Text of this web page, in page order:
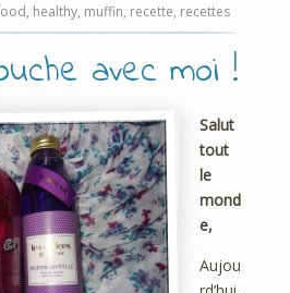
, healthy, muffin, recette, recettes
avec moi !
Salut
tout
le
mond
e,
Aujou